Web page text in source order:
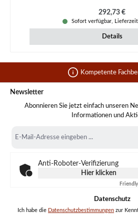
Regulärer
292,73 €
Sofort verfügbar,
Details
Kompetente
Newsletter
Abonnieren Sie jetzt einfach unseren
Informationen und
Mail-
Anti-Roboter-Verifizierung
Hier klicken
Friendly
Datenschutz
Ich habe die Datenschutzbestimmungen zur